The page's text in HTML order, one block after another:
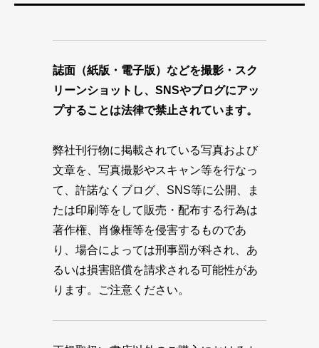
誌面（紙版・電子版）などを撮影・スク
リーンショットし、SNSやブログにアッ
プすることは法律で禁止されています。
弊社刊行物に掲載されている写真および
文章を、写真撮影やスキャン等を行なっ
て、許諾なくブログ、SNS等に公開、ま
たは印刷等をして販売・配布する行為は
著作権、肖像権等を侵害するものであ
り、場合によっては刑事罰が科され、あ
るいは損害賠償を請求される可能性があ
ります。ご注意ください。